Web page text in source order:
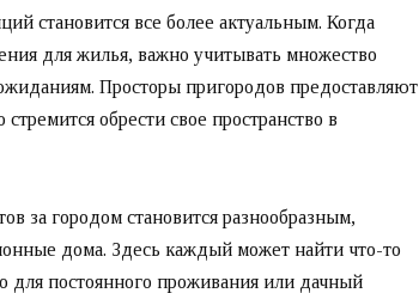
становится все более актуальным. Когда
для жилья, важно учитывать множество
Просторы пригородов предоставляют
обрести свое пространство в
за городом становится разнообразным,
дома. Здесь каждый может найти что-то
постоянного проживания или дачный